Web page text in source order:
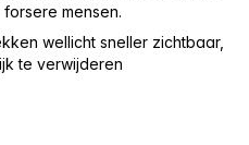
mensen.
wellicht sneller zichtbaar,
te verwijderen